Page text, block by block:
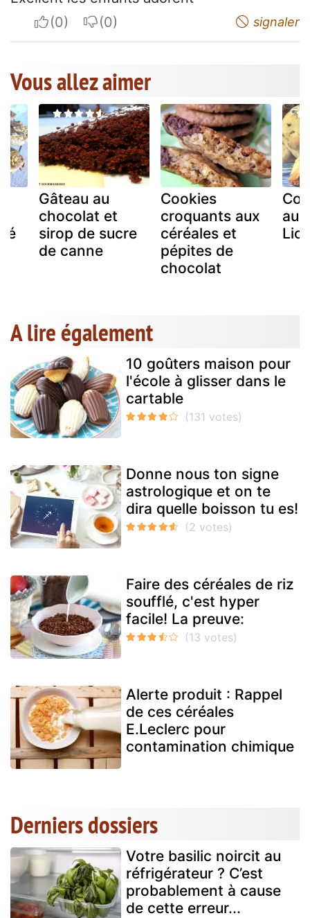
I apreciateI do not appreciate signaler
Vous allez aimer
Gâteau au
chocolat et
sirop de sucre
de canne
Cookies
croquants aux
céréales et
pépites de
chocolat
A lire également
10 goûters maison pour
l'école à glisser dans le
cartable
Donne nous ton signe
astrologique et on te
dira quelle boisson tu es!
Faire des céréales de riz
soufflé, c'est hyper
facile! La preuve:
Alerte produit : Rappel
de ces céréales
E.Leclerc pour
contamination chimique
Derniers dossiers
Votre basilic noircit au
réfrigérateur ? C’est
probablement à cause
de cette erreur...